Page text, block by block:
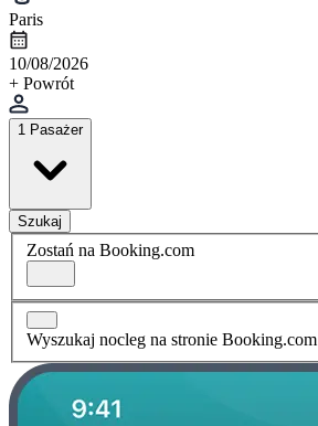
Paris
10/08/2026
+ Powrót
1 Pasażer
Szukaj
Zostań na Booking.com
Wyszukaj nocleg na stronie Booking.com